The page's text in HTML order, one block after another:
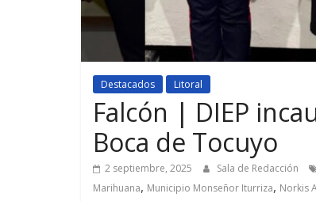
Destacados Litoral
Falcón | DIEP
Boca de Tocuyo
2 septiembre, 2025 Sala de Redacción
Marihuana, Municipio Monseñor Iturriza, Norkis